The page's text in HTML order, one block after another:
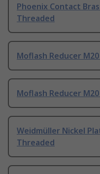
Phoenix Contact
Threaded
Moflash Reducer
Moflash Reducer
Weidmüller Nickel
Threaded